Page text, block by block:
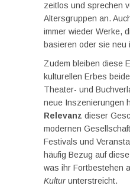
zeitlos und sprechen
Altersgruppen an.
immer wieder Werke,
basieren oder sie neu
Zudem bleiben diese
kulturellen Erbes
Theater- und
neue Inszenierungen
Relevanz dieser
modernen
Festivals und
häufig Bezug auf
was ihr Fortbestehen
Kultur unterstreicht.